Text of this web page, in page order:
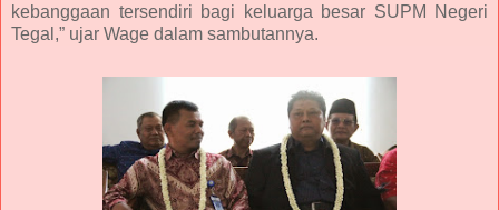
kebanggaan tersendiri bagi keluarga besar SUPM Negeri
Tegal,” ujar Wage dalam sambutannya.